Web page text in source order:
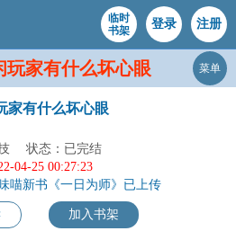
临时
书架
登录 注册
玩家有什么坏心眼 菜单
家有什么坏心眼
状态：已完结
04-25 00:27:23
喵新书《一日为师》已上传
加入书架